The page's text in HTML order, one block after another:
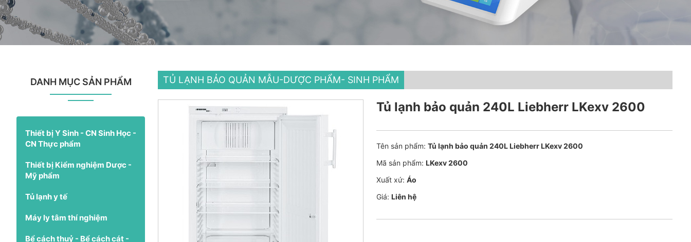
DANH MỤC SẢN PHẨM
Thiết bị Y Sinh - CN Sinh Học -
CN Thực phẩm
Thiết bị Kiểm nghiệm Dược -
Mỹ phẩm
Tủ lạnh y tế
Máy ly tâm thí nghiệm
Bể cách thuỷ - Bể cách cát -
TỦ LẠNH BẢO QUẢN MẪU-DƯỢC PHẨM- SINH PHẨM
Tủ lạnh bảo quản 240L Liebherr LKexv 2600
Tên sản phẩm: Tủ lạnh bảo quản 240L Liebherr LKexv 2600
Mã sản phẩm: LKexv 2600
Xuất xứ: Áo
Giá: Liên hệ